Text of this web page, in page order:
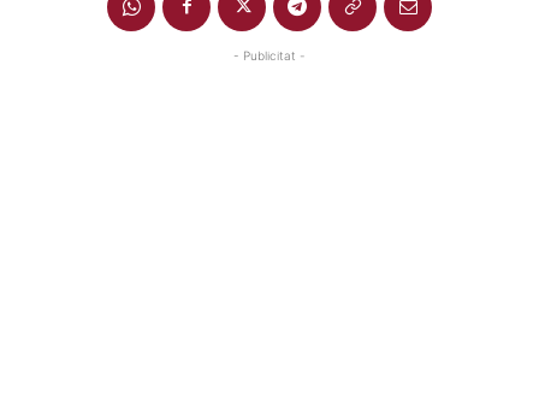
- Publicitat -